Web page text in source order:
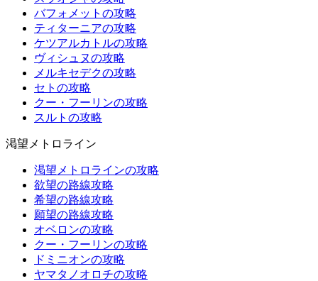
バフォメットの攻略
ティターニアの攻略
ケツアルカトルの攻略
ヴィシュヌの攻略
メルキセデクの攻略
セトの攻略
クー・フーリンの攻略
スルトの攻略
渇望メトロライン
渇望メトロラインの攻略
欲望の路線攻略
希望の路線攻略
願望の路線攻略
オベロンの攻略
クー・フーリンの攻略
ドミニオンの攻略
ヤマタノオロチの攻略